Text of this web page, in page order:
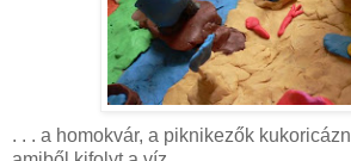
. . . a homokvár, a piknikezők